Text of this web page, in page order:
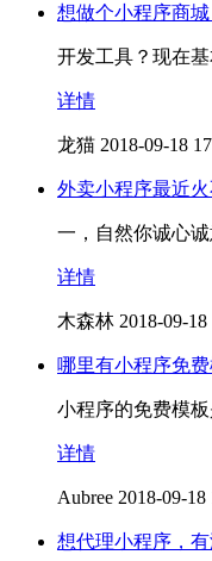
想做个小程序商
开发工具？现在
详情
龙猫 2018-09-18
外卖小程序最近
一，自然你诚心
详情
木森林 2018-09-18
哪里有小程序免费
小程序的免费模
详情
Aubree 2018-09-18
想代理小程序，